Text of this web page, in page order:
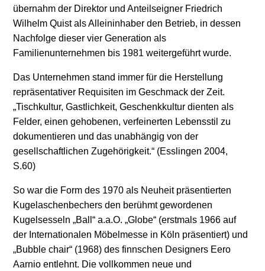
übernahm der Direktor und Anteilseigner Friedrich
Wilhelm Quist als Alleininhaber den Betrieb, in dessen
Nachfolge dieser vier Generation als
Familienunternehmen bis 1981 weitergeführt wurde.
Das Unternehmen stand immer für die Herstellung
repräsentativer Requisiten im Geschmack der Zeit.
„Tischkultur, Gastlichkeit, Geschenkkultur dienten als
Felder, einen gehobenen, verfeinerten Lebensstil zu
dokumentieren und das unabhängig von der
gesellschaftlichen Zugehörigkeit.“ (Esslingen 2004,
S.60)
So war die Form des 1970 als Neuheit präsentierten
Kugelaschenbechers den berühmt gewordenen
Kugelsesseln „Ball“ a.a.O. „Globe“ (erstmals 1966 auf
der Internationalen Möbelmesse in Köln präsentiert) und
„Bubble chair“ (1968) des finnschen Designers Eero
Aarnio entlehnt. Die vollkommen neue und